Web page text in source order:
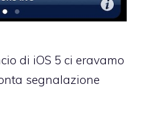
di iOS 5 ci eravamo
segnalazione